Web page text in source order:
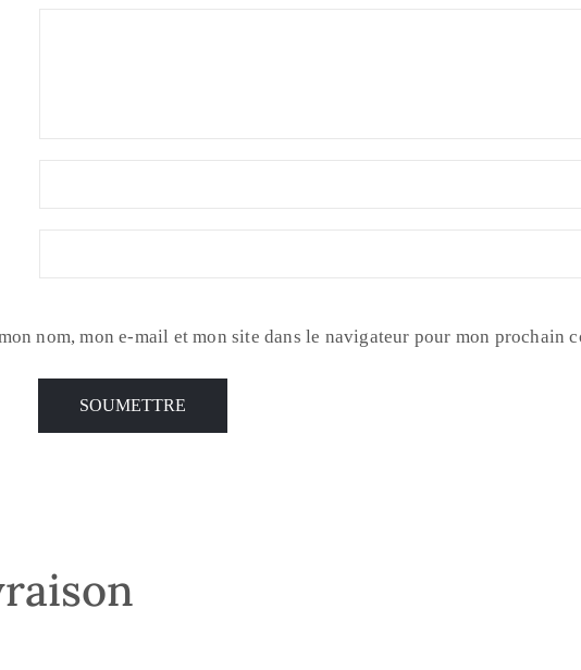
nom, mon e-mail et mon site dans le navigateur pour mon prochain